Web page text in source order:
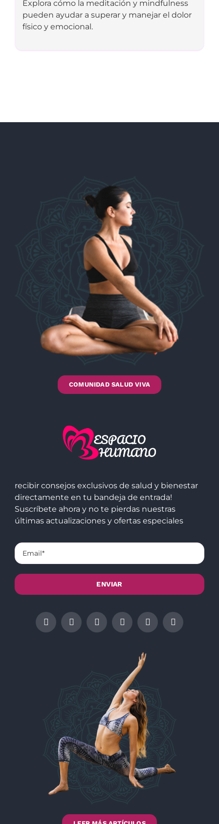
Explora cómo la meditación y mindfulness
pueden ayudar a superar y manejar el dolor
físico y emocional.
COMUNIDAD SALUD VIVA
recibir consejos exclusivos de salud y bienestar
directamente en tu bandeja de entrada!
Suscríbete ahora y no te pierdas nuestras
últimas actualizaciones y ofertas especiales